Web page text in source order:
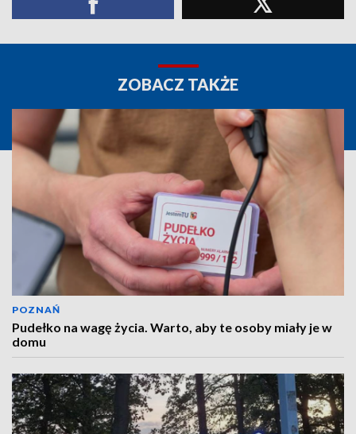
ZOBACZ TAKŻE
POZNAŃ
Pudełko na wagę życia. Warto, aby te osoby miały je w
domu